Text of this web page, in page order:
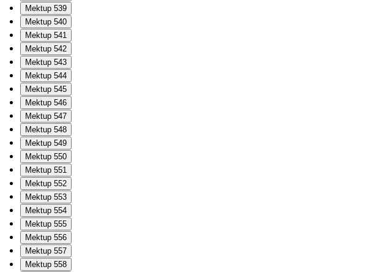
Mektup 539
Mektup 540
Mektup 541
Mektup 542
Mektup 543
Mektup 544
Mektup 545
Mektup 546
Mektup 547
Mektup 548
Mektup 549
Mektup 550
Mektup 551
Mektup 552
Mektup 553
Mektup 554
Mektup 555
Mektup 556
Mektup 557
Mektup 558